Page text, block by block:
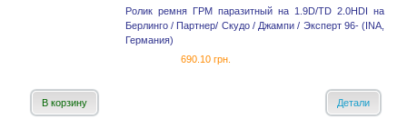
Ролик ремня ГРМ паразитный на 1.9D/TD 2.0HDI на
Берлинго / Партнер/ Скудо / Джампи / Эксперт 96- (INA,
Германия)
690.10 грн.
В корзину Детали